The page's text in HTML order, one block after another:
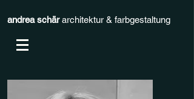
andrea schärarchitektur & farbgestaltung